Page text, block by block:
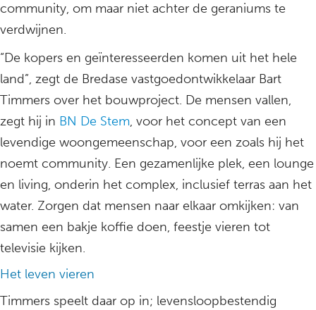
community, om maar niet achter de geraniums te
verdwijnen.
“De kopers en geïnteresseerden komen uit het hele
land”, zegt de Bredase vastgoedontwikkelaar Bart
Timmers over het bouwproject. De mensen vallen,
zegt hij in BN De Stem, voor het concept van een
levendige woongemeenschap, voor een zoals hij het
noemt community. Een gezamenlijke plek, een lounge
en living, onderin het complex, inclusief terras aan het
water. Zorgen dat mensen naar elkaar omkijken: van
samen een bakje koffie doen, feestje vieren tot
televisie kijken.
Het leven vieren
Timmers speelt daar op in; levensloopbestendig